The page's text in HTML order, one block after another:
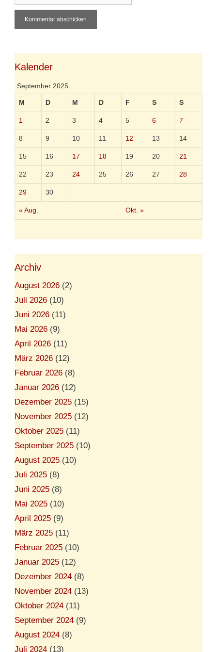
l
Kalender
September 2025
M D M D F S S
« Aug. Okt. »
1 2 3 4 5 6 7
8 9 10 11 12 13 14
15 16 17 18 19 20 21
22 23 24 25 26 27 28
29 30
Archiv
August 2026 (2)
Juli 2026 (10)
Juni 2026 (11)
Mai 2026 (9)
April 2026 (11)
März 2026 (12)
Februar 2026 (8)
Januar 2026 (12)
Dezember 2025 (15)
November 2025 (12)
Oktober 2025 (11)
September 2025 (10)
August 2025 (10)
Juli 2025 (8)
Juni 2025 (8)
Mai 2025 (10)
April 2025 (9)
März 2025 (11)
Februar 2025 (10)
Januar 2025 (12)
Dezember 2024 (8)
November 2024 (13)
Oktober 2024 (11)
September 2024 (9)
August 2024 (8)
Juli 2024 (13)